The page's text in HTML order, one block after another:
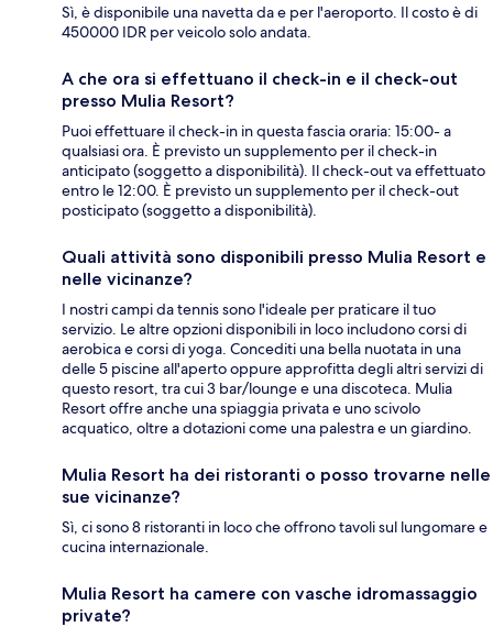
Sì, è disponibile una navetta da e per l'aeroporto. Il costo è di
450000 IDR per veicolo solo andata.
A che ora si effettuano il check-in e il check-out
presso Mulia Resort?
Puoi effettuare il check-in in questa fascia oraria: 15:00- a
qualsiasi ora. È previsto un supplemento per il check-in
anticipato (soggetto a disponibilità). Il check-out va effettuato
entro le 12:00. È previsto un supplemento per il check-out
posticipato (soggetto a disponibilità).
Quali attività sono disponibili presso Mulia Resort e
nelle vicinanze?
I nostri campi da tennis sono l'ideale per praticare il tuo
servizio. Le altre opzioni disponibili in loco includono corsi di
aerobica e corsi di yoga. Concediti una bella nuotata in una
delle 5 piscine all'aperto oppure approfitta degli altri servizi di
questo resort, tra cui 3 bar/lounge e una discoteca. Mulia
Resort offre anche una spiaggia privata e uno scivolo
acquatico, oltre a dotazioni come una palestra e un giardino.
Mulia Resort ha dei ristoranti o posso trovarne nelle
sue vicinanze?
Sì, ci sono 8 ristoranti in loco che offrono tavoli sul lungomare e
cucina internazionale.
Mulia Resort ha camere con vasche idromassaggio
private?